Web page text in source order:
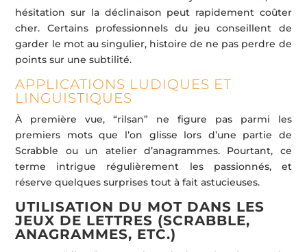
hésitation sur la déclinaison peut rapidement coûter
cher. Certains professionnels du jeu conseillent de
garder le mot au singulier, histoire de ne pas perdre de
points sur une subtilité.
APPLICATIONS LUDIQUES ET
LINGUISTIQUES
À première vue, “rilsan” ne figure pas parmi les
premiers mots que l’on glisse lors d’une partie de
Scrabble ou un atelier d’anagrammes. Pourtant, ce
terme intrigue régulièrement les passionnés, et
réserve quelques surprises tout à fait astucieuses.
UTILISATION DU MOT DANS LES
JEUX DE LETTRES (SCRABBLE,
ANAGRAMMES, ETC.)